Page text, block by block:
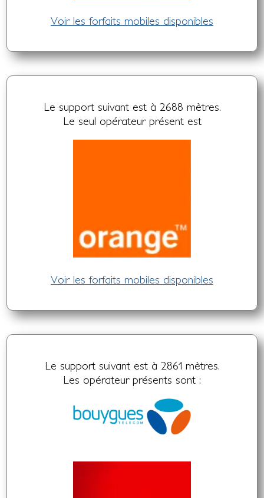
Voir les forfaits mobiles disponibles
Le support suivant est à 2688 mètres.
Le seul opérateur présent est
Voir les forfaits mobiles disponibles
Le support suivant est à 2861 mètres.
Les opérateur présents sont :